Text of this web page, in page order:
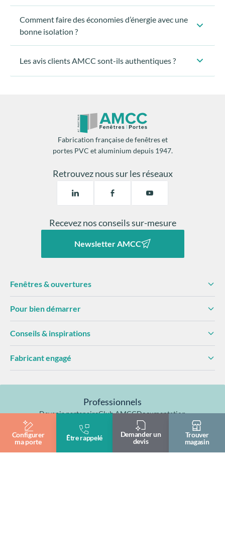
Comment faire des économies d’énergie avec une
bonne isolation ?
remplacement des fermetures
2 mois de chauffage par an
condensation
dégâts matériels.
Les avis clients AMCC sont-ils authentiques ?
Fabrication française de fenêtres et
portes PVC et aluminium depuis 1947.
Retrouvez nous sur les réseaux
Recevez nos conseils sur-mesure
Newsletter AMCC
Fenêtres & ouvertures
Pour bien démarrer
Conseils & inspirations
Fabricant engagé
Professionnels
Devenir partenaireClub AMCCDocumentation
Formation & pose
Garantie 10 ans
Certifiés NF
Configurer
ma porte
Être rappelé
Demander un
devis
Trouver
magasin